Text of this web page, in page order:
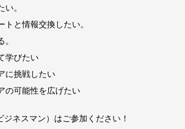
い。
トと情報交換したい。
学びたい
に挑戦したい
の可能性を広げたい
ネスマン）はご参加ください！